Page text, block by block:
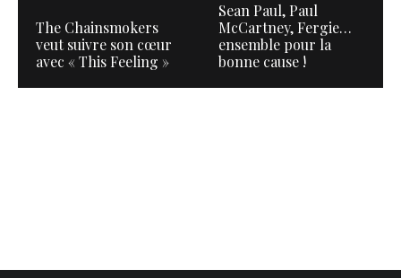
The Chainsmokers
veut suivre son cœur
avec « This Feeling »
Sean Paul, Paul
McCartney, Fergie…
ensemble pour la
bonne cause !